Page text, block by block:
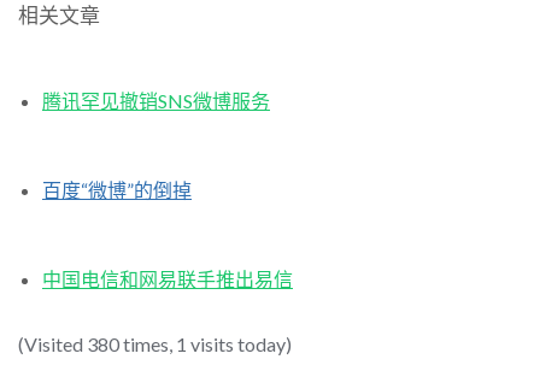
相关文章
腾讯罕见撤销SNS微博服务
百度“微博”的倒掉
中国电信和网易联手推出易信
(Visited 380 times, 1 visits today)